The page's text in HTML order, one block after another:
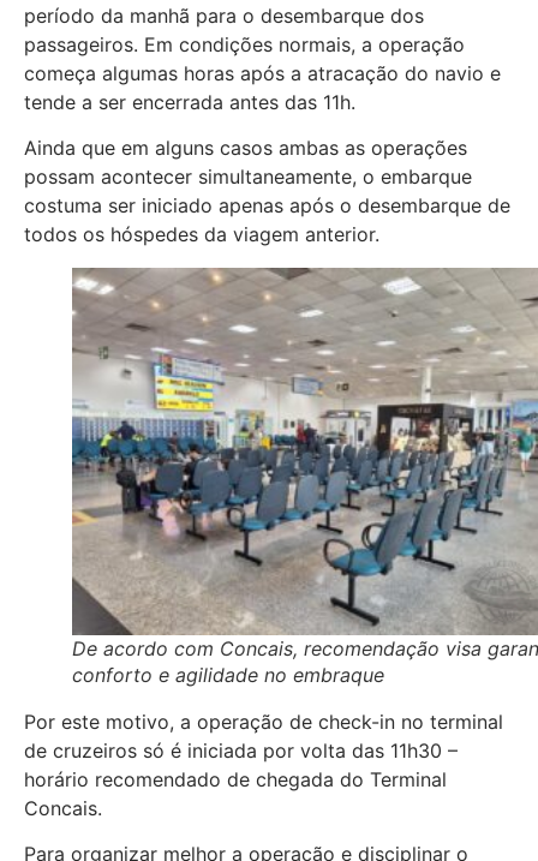
período da manhã para o desembarque dos
passageiros. Em condições normais, a operação
começa algumas horas após a atracação do navio e
tende a ser encerrada antes das 11h.
Ainda que em alguns casos ambas as operações
possam acontecer simultaneamente, o embarque
costuma ser iniciado apenas após o desembarque de
todos os hóspedes da viagem anterior.
De acordo com Concais, recomendação visa
conforto e agilidade no embraque
Por este motivo, a operação de check-in no terminal
de cruzeiros só é iniciada por volta das 11h30 –
horário recomendado de chegada do Terminal
Concais.
Para organizar melhor a operação e disciplinar o